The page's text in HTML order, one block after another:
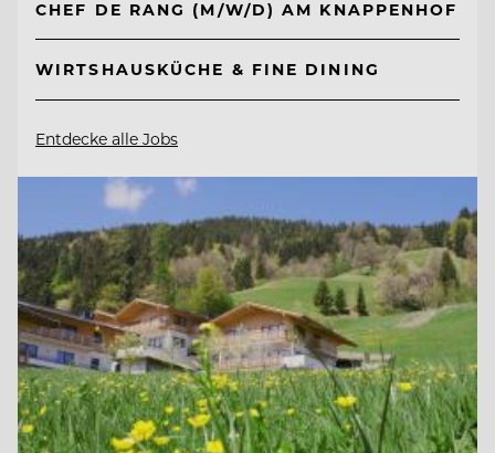
CHEF DE RANG (M/W/D) AM KNAPPENHOF
WIRTSHAUSKÜCHE & FINE DINING
Entdecke alle Jobs